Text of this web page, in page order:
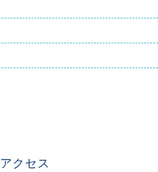
アクセス